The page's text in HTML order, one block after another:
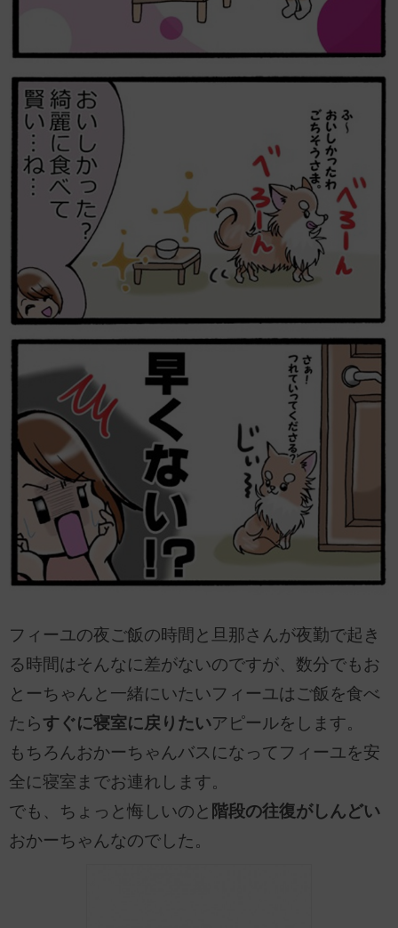
フィーユの夜ご飯の時間と旦那さんが夜勤で起き
る時間はそんなに差がないのですが、数分でもお
とーちゃんと一緒にいたいフィーユはご飯を食べ
たらすぐに寝室に戻りたいアピールをします。
もちろんおかーちゃんバスになってフィーユを安
全に寝室までお連れします。
でも、ちょっと悔しいのと 階段の往復がしんどい
おかーちゃんなのでした。